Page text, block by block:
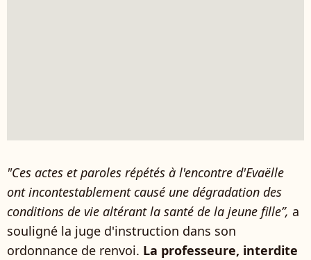
"Ces actes et paroles répétés à l'encontre d'Evaëlle
ont incontestablement causé une dégradation des
conditions de vie altérant la santé de la jeune fille”, a
souligné la juge d'instruction dans son
ordonnance de renvoi. La professeure, interdite